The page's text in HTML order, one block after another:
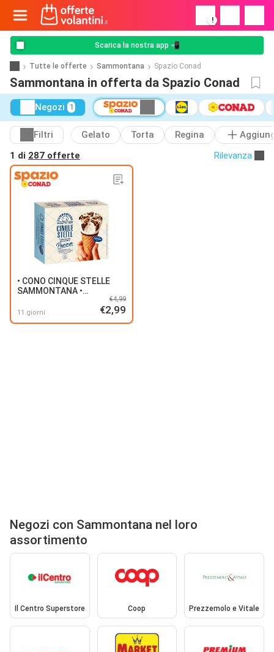
!
Scarica la nostra app 📲
Tutte le offerte Sammontana Spazio Conad
Sammontana in offerta da Spazio Conad
Negozi 1
Filtri Gelato Torta Regina
1 di 287 offerte Rilevanza
• CONO CINQUE STELLE
SAMMONTANA •
11 giorni
€4,99
€2,99
Negozi con Sammontana nel loro
assortimento
Il Centro Superstore Coop Prezzemolo e Vitale